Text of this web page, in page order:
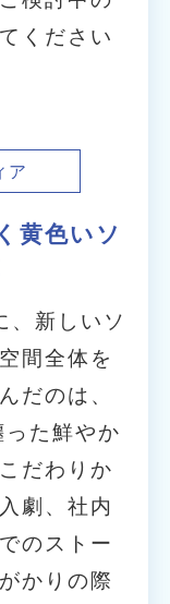
ください
ア
黄色いソ
、新しいソ
間全体を
だのは、
た鮮やか
だわりか
劇、社内
のストー
かりの際